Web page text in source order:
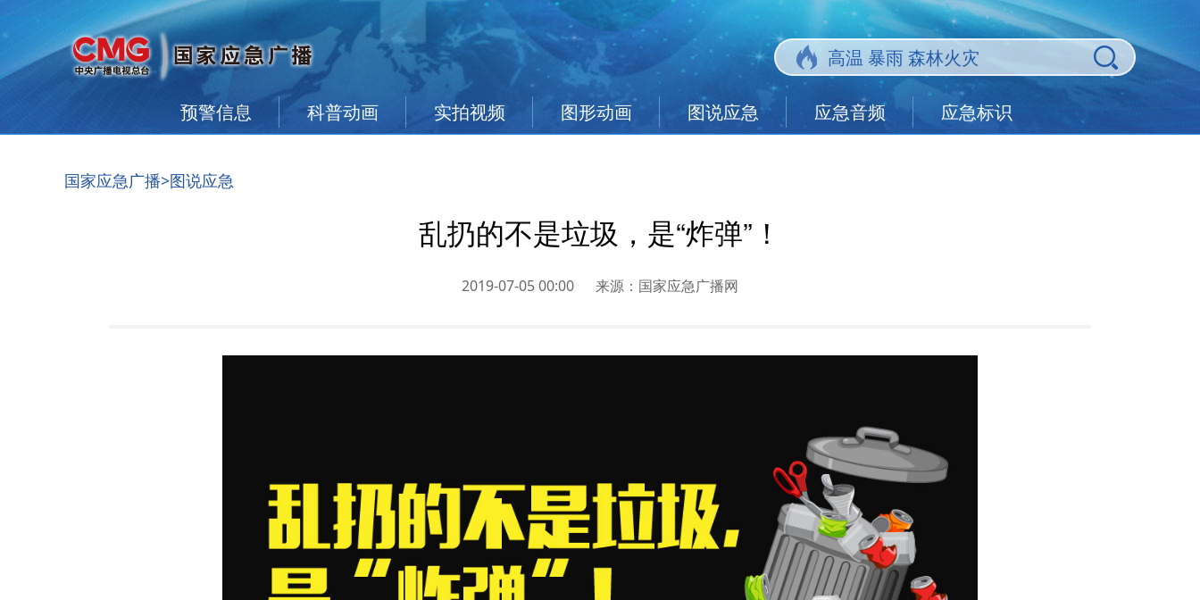
预警信息 科普动画 实拍视频 图形动画 图说应急 应急音频 应急标识
国家应急广播>图说应急
乱扔的不是垃圾，是“炸弹”！
2019-07-05 00:00 来源： 国家应急广播网